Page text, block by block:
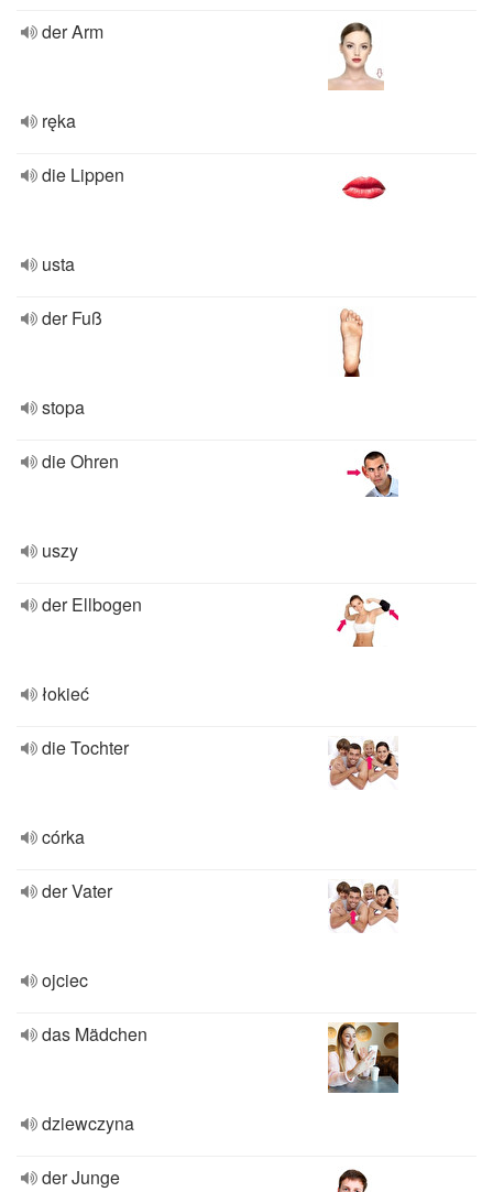
der Arm
ręka
die Lippen
usta
der Fuß
stopa
die Ohren
uszy
der Ellbogen
łokieć
die Tochter
córka
der Vater
ojciec
das Mädchen
dziewczyna
der Junge